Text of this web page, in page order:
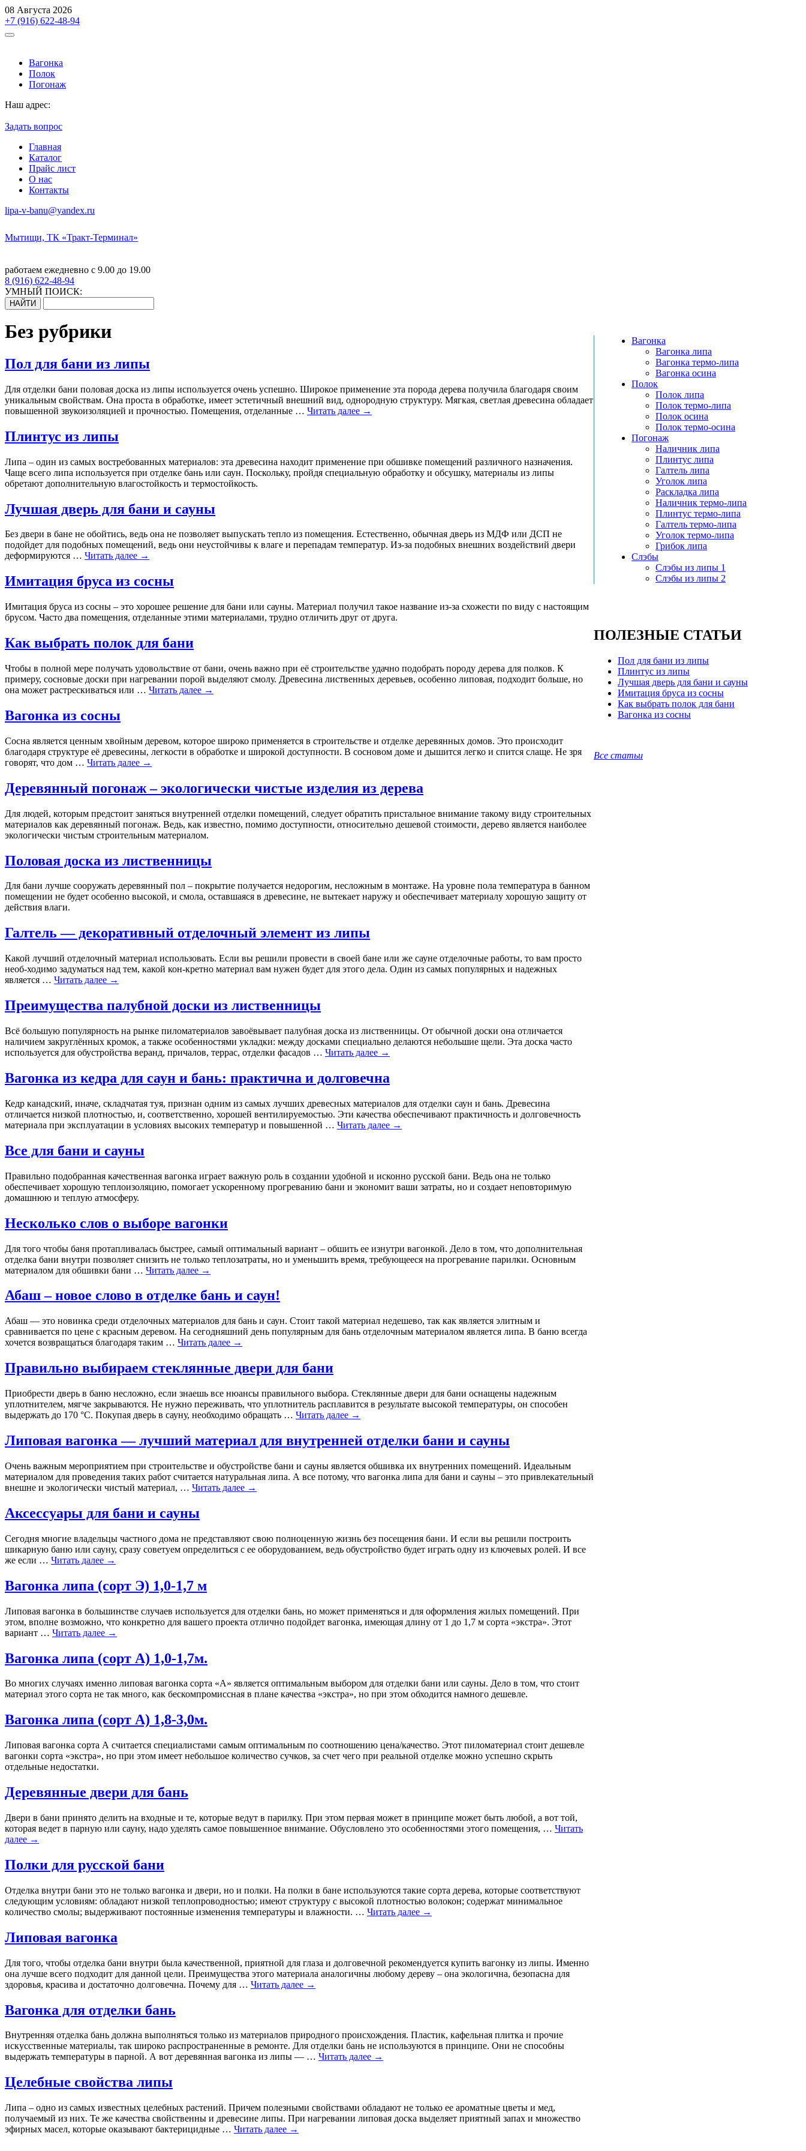
08 Августа 2026
+7 (916) 622-48-94
Вагонка
Полок
Погонаж
Наш адрес:
Задать вопрос
Главная
Каталог
Прайс лист
О нас
Контакты
lipa-v-banu@yandex.ru
Мытищи, ТК «Тракт-Терминал»
работаем ежедневно с 9.00 до 19.00
8 (916) 622-48-94
УМНЫЙ ПОИСК:
Без рубрики
Пол для бани из липы
Для отделки бани половая доска из липы используется очень успешно. Широкое применение эта порода дерева получила благодаря своим
уникальным свойствам. Она проста в обработке, имеет эстетичный внешний вид, однородную структуру. Мягкая, светлая древесина обладает
повышенной звукоизоляцией и прочностью. Помещения, отделанные … Читать далее →
Плинтус из липы
Липа – один из самых востребованных материалов: эта древесина находит применение при обшивке помещений различного назначения.
Чаще всего липа используется при отделке бань или саун. Поскольку, пройдя специальную обработку и обсушку, материалы из липы
обретают дополнительную влагостойкость и термостойкость.
Лучшая дверь для бани и сауны
Без двери в бане не обойтись, ведь она не позволяет выпускать тепло из помещения. Естественно, обычная дверь из МДФ или ДСП не
подойдет для подобных помещений, ведь они неустойчивы к влаге и перепадам температур. Из-за подобных внешних воздействий двери
деформируются … Читать далее →
Имитация бруса из сосны
Имитация бруса из сосны – это хорошее решение для бани или сауны. Материал получил такое название из-за схожести по виду с настоящим
брусом. Часто два помещения, отделанные этими материалами, трудно отличить друг от друга.
Как выбрать полок для бани
Чтобы в полной мере получать удовольствие от бани, очень важно при её строительстве удачно подобрать породу дерева для полков. К
примеру, сосновые доски при нагревании порой выделяют смолу. Древесина лиственных деревьев, особенно липовая, подходит больше, но
она может растрескиваться или … Читать далее →
Вагонка из сосны
Сосна является ценным хвойным деревом, которое широко применяется в строительстве и отделке деревянных домов. Это происходит
благодаря структуре её древесины, легкости в обработке и широкой доступности. В сосновом доме и дышится легко и спится слаще. Не зря
говорят, что дом … Читать далее →
Деревянный погонаж – экологически чистые изделия из дерева
Для людей, которым предстоит заняться внутренней отделки помещений, следует обратить пристальное внимание такому виду строительных
материалов как деревянный погонаж. Ведь, как известно, помимо доступности, относительно дешевой стоимости, дерево является наиболее
экологически чистым строительным материалом.
Половая доска из лиственницы
Для бани лучше сооружать деревянный пол – покрытие получается недорогим, несложным в монтаже. На уровне пола температура в банном
помещении не будет особенно высокой, и смола, оставшаяся в древесине, не вытекает наружу и обеспечивает материалу хорошую защиту от
действия влаги.
Галтель — декоративный отделочный элемент из липы
Какой лучший отделочный материал использовать. Если вы решили провести в своей бане или же сауне отделочные работы, то вам просто
необ-ходимо задуматься над тем, какой кон-кретно материал вам нужен будет для этого дела. Один из самых популярных и надежных
является … Читать далее →
Преимущества палубной доски из лиственницы
Всё большую популярность на рынке пиломатериалов завоёвывает палубная доска из лиственницы. От обычной доски она отличается
наличием закруглённых кромок, а также особенностями укладки: между досками специально делаются небольшие щели. Эта доска часто
используется для обустройства веранд, причалов, террас, отделки фасадов … Читать далее →
Вагонка из кедра для саун и бань: практична и долговечна
Кедр канадский, иначе, складчатая туя, признан одним из самых лучших древесных материалов для отделки саун и бань. Древесина
отличается низкой плотностью, и, соответственно, хорошей вентилируемостью. Эти качества обеспечивают практичность и долговечность
материала при эксплуатации в условиях высоких температур и повышенной … Читать далее →
Все для бани и сауны
Правильно подобранная качественная вагонка играет важную роль в создании удобной и исконно русской бани. Ведь она не только
обеспечивает хорошую теплоизоляцию, помогает ускоренному прогреванию бани и экономит ваши затраты, но и создает неповторимую
домашнюю и теплую атмосферу.
Несколько слов о выборе вагонки
Для того чтобы баня протапливалась быстрее, самый оптимальный вариант – обшить ее изнутри вагонкой. Дело в том, что дополнительная
отделка бани внутри позволяет снизить не только теплозатраты, но и уменьшить время, требующееся на прогревание парилки. Основным
материалом для обшивки бани … Читать далее →
Абаш – новое слово в отделке бань и саун!
Абаш — это новинка среди отделочных материалов для бань и саун. Стоит такой материал недешево, так как является элитным и
сравнивается по цене с красным деревом. На сегодняшний день популярным для бань отделочным материалом является липа. В баню всегда
хочется возвращаться благодаря таким … Читать далее →
Правильно выбираем стеклянные двери для бани
Приобрести дверь в баню несложно, если знаешь все нюансы правильного выбора. Стеклянные двери для бани оснащены надежным
уплотнителем, мягче закрываются. Не нужно переживать, что уплотнитель расплавится в результате высокой температуры, он способен
выдержать до 170 °С. Покупая дверь в сауну, необходимо обращать … Читать далее →
Липовая вагонка — лучший материал для внутренней отделки бани и сауны
Очень важным мероприятием при строительстве и обустройстве бани и сауны является обшивка их внутренних помещений. Идеальным
материалом для проведения таких работ считается натуральная липа. А все потому, что вагонка липа для бани и сауны – это привлекательный
внешне и экологически чистый материал, … Читать далее →
Аксессуары для бани и сауны
Сегодня многие владельцы частного дома не представляют свою полноценную жизнь без посещения бани. И если вы решили построить
шикарную баню или сауну, сразу советуем определиться с ее оборудованием, ведь обустройство будет играть одну из ключевых ролей. И все
же если … Читать далее →
Вагонка липа (сорт Э) 1,0-1,7 м
Липовая вагонка в большинстве случаев используется для отделки бань, но может применяться и для оформления жилых помещений. При
этом, вполне возможно, что конкретно для вашего проекта отлично подойдет вагонка, имеющая длину от 1 до 1,7 м сорта «экстра». Этот
вариант … Читать далее →
Вагонка липа (сорт A) 1,0-1,7м.
Во многих случаях именно липовая вагонка сорта «А» является оптимальным выбором для отделки бани или сауны. Дело в том, что стоит
материал этого сорта не так много, как бескомпромиссная в плане качества «экстра», но при этом обходится намного дешевле.
Вагонка липа (сорт A) 1,8-3,0м.
Липовая вагонка сорта А считается специалистами самым оптимальным по соотношению цена/качество. Этот пиломатериал стоит дешевле
вагонки сорта «экстра», но при этом имеет небольшое количество сучков, за счет чего при реальной отделке можно успешно скрыть
отдельные недостатки.
Деревянные двери для бань
Двери в бани принято делить на входные и те, которые ведут в парилку. При этом первая может в принципе может быть любой, а вот той,
которая ведет в парную или сауну, надо уделять самое повышенное внимание. Обусловлено это особенностями этого помещения, … Читать
далее →
Полки для русской бани
Отделка внутри бани это не только вагонка и двери, но и полки. На полки в бане используются такие сорта дерева, которые соответствуют
следующим условиям: обладают низкой теплопроводностью; имеют структуру с высокой плотностью волокон; содержат минимальное
количество смолы; выдерживают постоянные изменения температуры и влажности. … Читать далее →
Липовая вагонка
Для того, чтобы отделка бани внутри была качественной, приятной для глаза и долговечной рекомендуется купить вагонку из липы. Именно
она лучше всего подходит для данной цели. Преимущества этого материала аналогичны любому дереву – она экологична, безопасна для
здоровья, красива и достаточно долговечна. Почему для … Читать далее →
Вагонка для отделки бань
Внутренняя отделка бань должна выполняться только из материалов природного происхождения. Пластик, кафельная плитка и прочие
искусственные материалы, так широко распространенные в ремонте. Для отделки бань не используются в принципе. Они не способны
выдержать температуры в парной. А вот деревянная вагонка из липы — … Читать далее →
Целебные свойства липы
Липа – одно из самых известных целебных растений. Причем полезными свойствами обладают не только ее ароматные цветы и мед,
получаемый из них. Те же качества свойственны и древесине липы. При нагревании липовая доска выделяет приятный запах и множество
эфирных масел, которые оказывают бактерицидные … Читать далее →
Вагонка
Вагонка липа
Вагонка термо-липа
Вагонка осина
Полок
Полок липа
Полок термо-липа
Полок осина
Полок термо-осина
Погонаж
Наличник липа
Плинтус липа
Галтель липа
Уголок липа
Раскладка липа
Наличник термо-липа
Плинтус термо-липа
Галтель термо-липа
Уголок термо-липа
Грибок липа
Слэбы
Слэбы из липы 1
Слэбы из липы 2
ПОЛЕЗНЫЕ СТАТЬИ
Пол для бани из липы
Плинтус из липы
Лучшая дверь для бани и сауны
Имитация бруса из сосны
Как выбрать полок для бани
Вагонка из сосны
Все статьи